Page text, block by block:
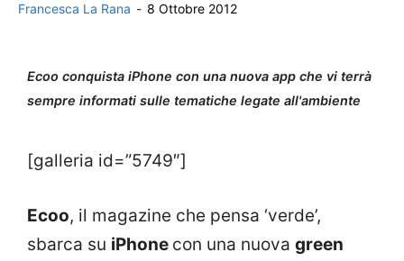
Francesca La Rana - 8 Ottobre 2012
Ecoo conquista iPhone con una nuova app che vi terrà
sempre informati sulle tematiche legate all'ambiente
[galleria id=”5749″]
Ecoo, il magazine che pensa ‘verde’,
sbarca su iPhone con una nuova green